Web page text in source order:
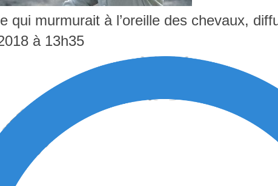
qui murmurait à l’oreille des chevaux,
à 13h35